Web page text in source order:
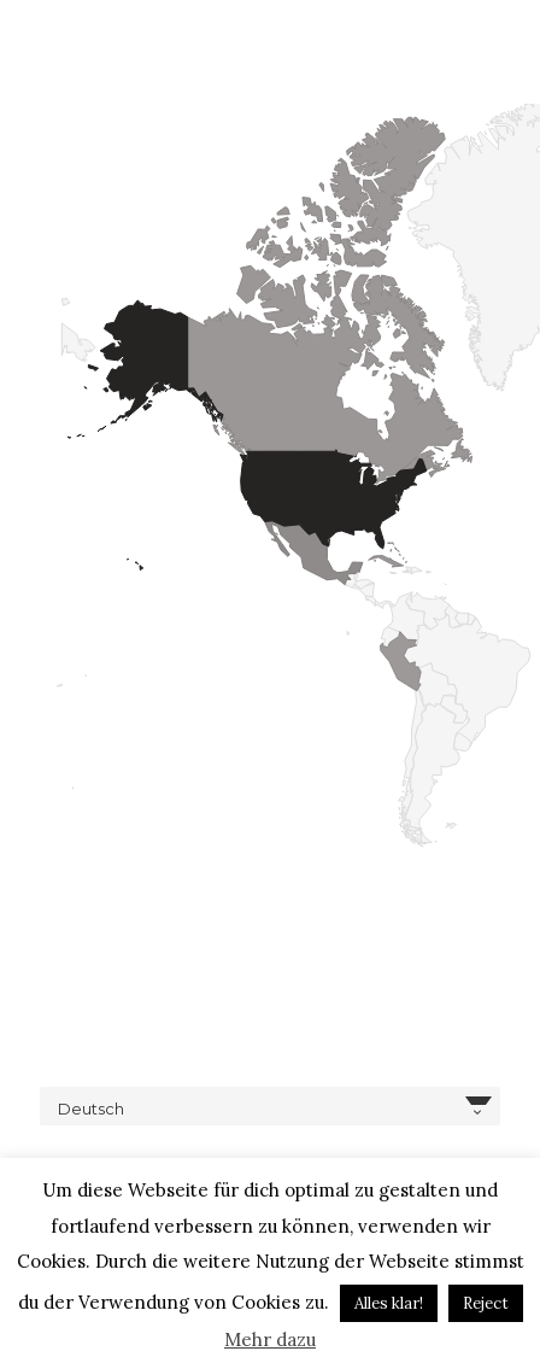
Deutsch
COPYRIGHT © 2020 – IHEARTALICE.COM / TRAVEL,
LIFESTYLE, FOOD & FASHIONBLOG BY ALICE M. HUYNH / ALL
RIGHTS RESERVED / DESIGN BY BLOGGER-BERATUNG
Um diese Webseite für dich optimal zu gestalten und
fortlaufend verbessern zu können, verwenden wir
Cookies. Durch die weitere Nutzung der Webseite stimmst
du der Verwendung von Cookies zu.
Alles klar! Reject
Mehr dazu